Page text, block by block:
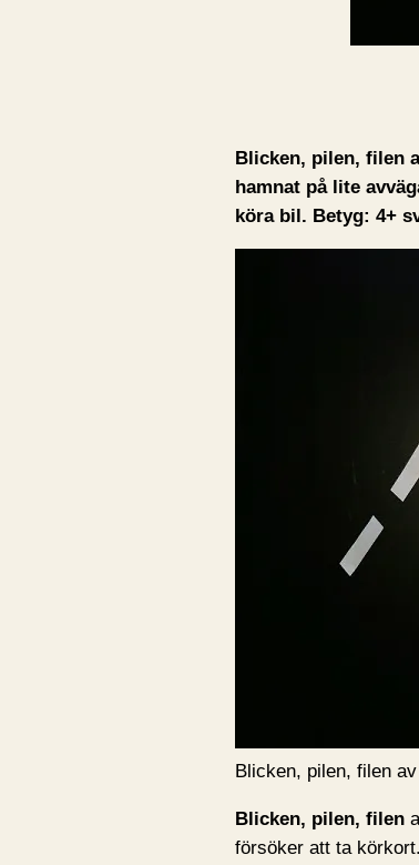
Blicken, pilen, filen
hamnat på lite
köra bil. Betyg: 4+
Blicken, pilen, filen
Blicken, pilen, filen
försöker att ta